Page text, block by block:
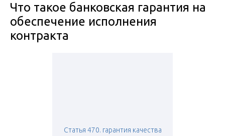
Что такое банковская гарантия на
обеспечение исполнения
контракта
Статья 470. гарантия качества